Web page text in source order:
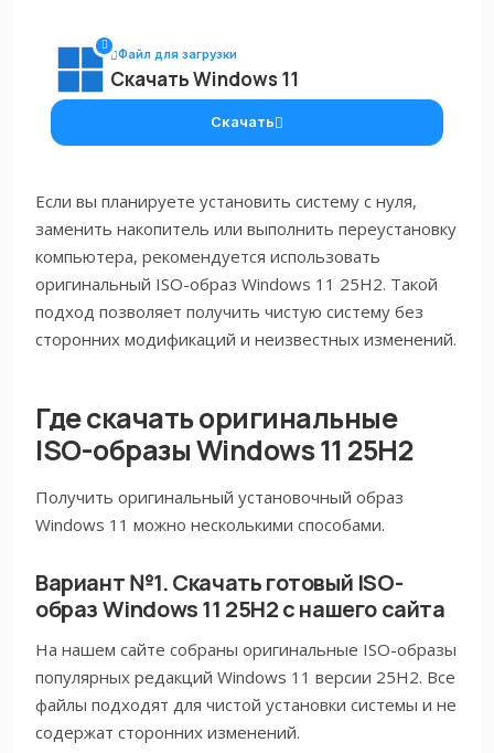
Файл для загрузки
Скачать Windows 11
Скачать
Если вы планируете установить систему с нуля,
заменить накопитель или выполнить переустановку
компьютера, рекомендуется использовать
оригинальный ISO-образ Windows 11 25H2. Такой
подход позволяет получить чистую систему без
сторонних модификаций и неизвестных изменений.
Где скачать оригинальные
ISO-образы Windows 11 25H2
Получить оригинальный установочный образ
Windows 11 можно несколькими способами.
Вариант №1. Скачать готовый ISO-
образ Windows 11 25H2 с нашего сайта
На нашем сайте собраны оригинальные ISO-образы
популярных редакций Windows 11 версии 25H2. Все
файлы подходят для чистой установки системы и не
содержат сторонних изменений.